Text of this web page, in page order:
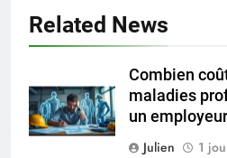
Related News
Combien
maladies
un
Julien
1